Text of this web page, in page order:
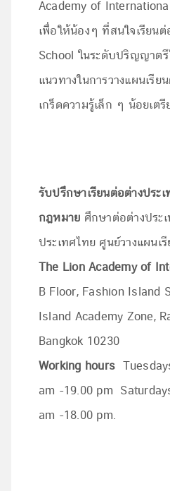
Academy of
เพื่อให้น้องๆ ที่สนใจเรียน
School ในระดับปริญญาต
แนวทางในการวางแผนเรีย
เกร็ดความรู้เล็ก ๆ น้อยเต
รับปรึกษาเรียนต่อต่างประ
กฎหมาย ศึกษาต่อต่างประ
ประเทศไทย ศูนย์วางแผนเ
The Lion Academy of
B Floor, Fashion Island
Island Academy Zone,
Bangkok 10230
Working hours
am -19.00 pm
am -18.00 pm.